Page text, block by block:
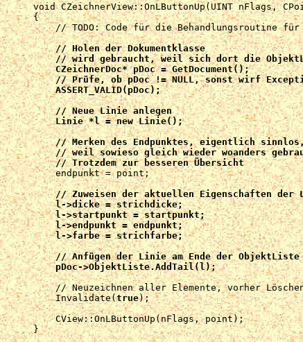
void CZeichnerView::OnLButtonUp(UINT nFlags,
{
// TODO: Code für die Behandlungsroutine
// Holen der Dokumentklasse
// wird gebraucht, weil sich dort die
    CZeichnerDoc* pDoc = GetDocument();
// Prüfe, ob pDoc != NULL, sonst wirf
    ASSERT_VALID(pDoc);
    // Neue Linie anlegen
    Linie *l = new Linie();
// Merken des Endpunktes, eigentlich
// weil sowieso gleich wieder woanders
    // Trotzdem zur besseren Übersicht
endpunkt = point;
// Zuweisen der aktuellen Eigenschaften der
    l->dicke = strichdicke;
    l->startpunkt = startpunkt;
    l->endpunkt = endpunkt;
    l->farbe = strichfarbe;
    // Anfügen der Linie am Ende der ObjektListe
    pDoc->ObjektListe.AddTail(l);
// Neuzeichnen aller Elemente, vorher
    Invalidate(
true);
    CView::OnLButtonUp(nFlags, point);